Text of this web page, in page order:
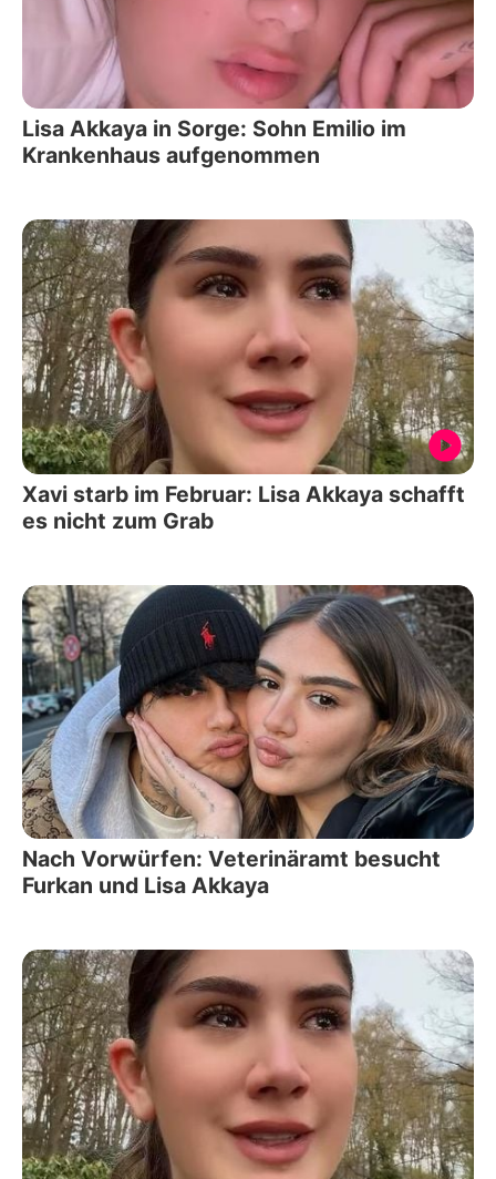
Lisa Akkaya in Sorge: Sohn Emilio im
Krankenhaus aufgenommen
Xavi starb im Februar: Lisa Akkaya schafft
es nicht zum Grab
Nach Vorwürfen: Veterinäramt besucht
Furkan und Lisa Akkaya